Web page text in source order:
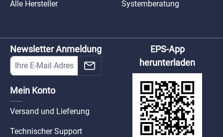
Alle Hersteller Systemberatung
Newsletter Anmeldung
Mein Konto
Versand und Lieferung
Technischer Support
EPS-App
herunterladen